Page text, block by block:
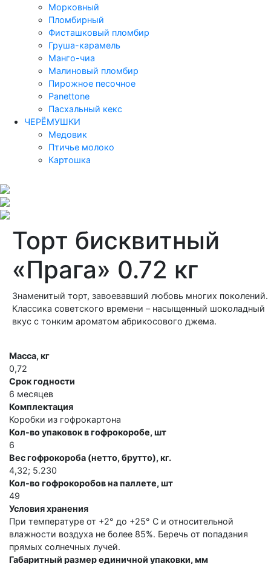
Морковный
Пломбирный
Фисташковый пломбир
Груша-карамель
Манго-чиа
Малиновый пломбир
Пирожное песочное
Panettone
Пасхальный кекс
ЧЕРЁМУШКИ
Медовик
Птичье молоко
Картошка
Торт бисквитный
«Прага» 0.72 кг
Знаменитый торт, завоевавший любовь многих поколений.
Классика советского времени – насыщенный шоколадный
вкус с тонким ароматом абрикосового джема.
Масса, кг
0,72
Срок годности
6 месяцев
Комплектация
Коробки из гофрокартона
Кол-во упаковок в гофрокоробе, шт
6
Вес гофрокороба (нетто, брутто), кг.
4,32; 5.230
Кол-во гофрокоробов на паллете, шт
49
Условия хранения
При температуре от +2° до +25° C и относительной
влажности воздуха не более 85%. Беречь от попадания
прямых солнечных лучей.
Габаритный размер единичной упаковки, мм